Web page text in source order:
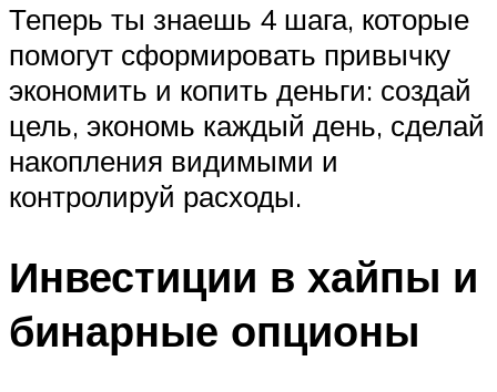
Теперь ты знаешь 4 шага, которые
помогут сформировать привычку
экономить и копить деньги: создай
цель, экономь каждый день, сделай
накопления видимыми и
контролируй расходы.
Инвестиции в хайпы и
бинарные опционы